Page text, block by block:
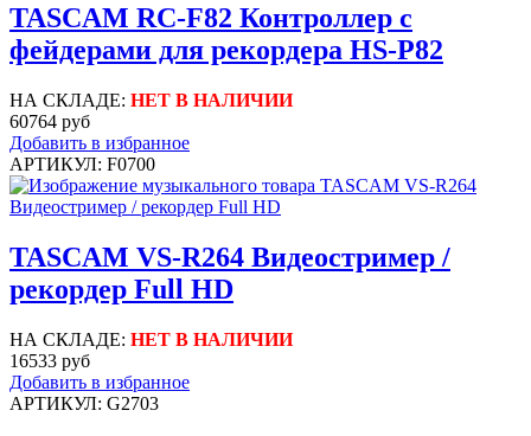
TASCAM RC-F82 Контроллер с
фейдерами для рекордера HS-P82
НА СКЛАДЕ: НЕТ В НАЛИЧИИ
60764 руб
Добавить в избранное
АРТИКУЛ: F0700
TASCAM VS-R264 Видеостример /
рекордер Full HD
НА СКЛАДЕ: НЕТ В НАЛИЧИИ
16533 руб
Добавить в избранное
АРТИКУЛ: G2703